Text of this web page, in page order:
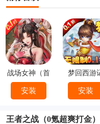
战场女神（首
续0.1折）
安装
梦回西游
（0.1折）
安装
王者之战（0氪超爽打金